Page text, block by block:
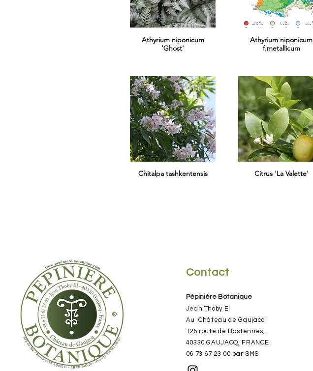
Athyrium niponicum
'Ghost'
Athyrium niponicum
f.metallicum
Chitalpa tashkentensis Citrus 'La Valette'
Contact
Pépinière Botanique
Jea n Thoby EI
​Au Château de Gaujacq
125 route de Bastennes,
40330 GAUJACQ, FRANCE
06 73 67 23 00 par SMS